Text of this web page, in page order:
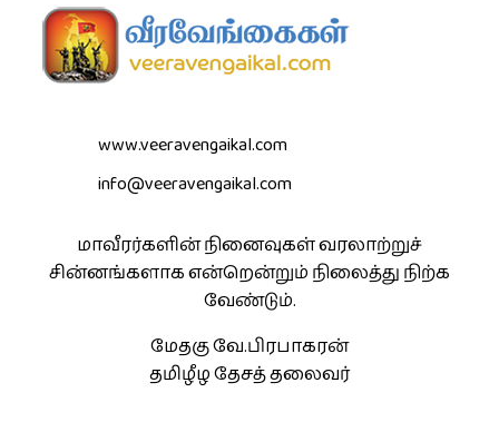
www.veeravengaikal.com
info@veeravengaikal.com
மாவீரர்களின் நினைவுகள் வரலாற்றுச்
சின்னங்களாக என்றென்றும் நிலைத்து நிற்க
வேண்டும்.
மேதகு வே.பிரபாகரன்
தமிழீழ தேசத் தலைவர்